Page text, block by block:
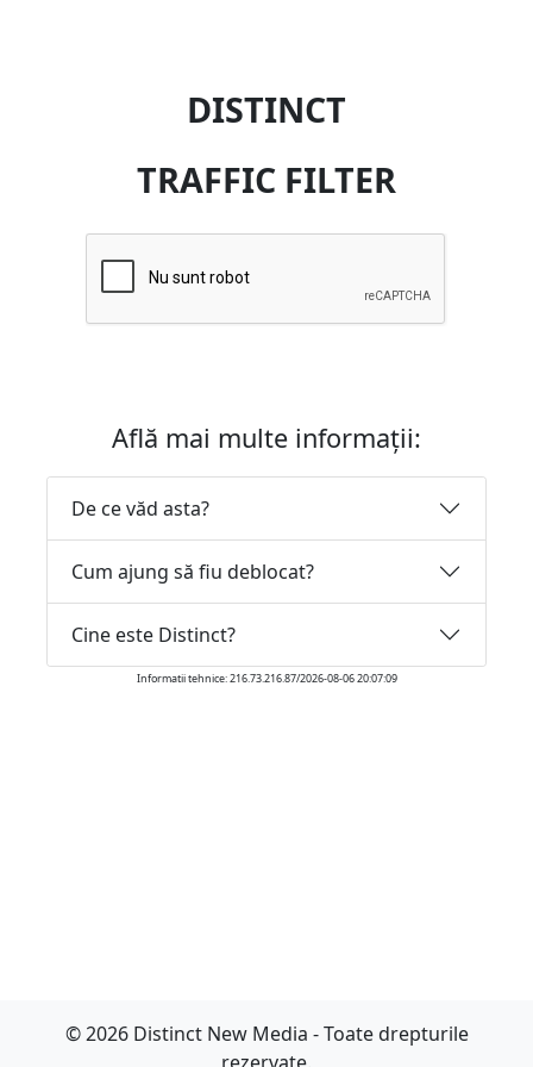
DISTINCT
TRAFFIC FILTER
Află mai multe informații:
De ce văd asta?
Cum ajung să fiu deblocat?
Cine este Distinct?
Informatii tehnice: 216.73.216.87/2026-08-06 20:07:09
© 2026 Distinct New Media - Toate drepturile